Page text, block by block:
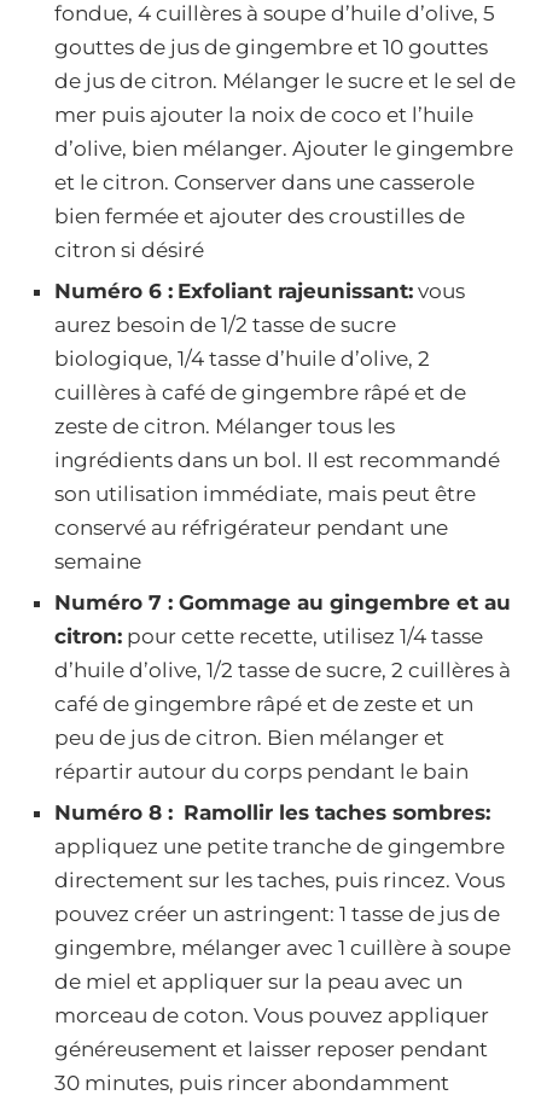
fondue, 4 cuillères à soupe d’huile d’olive, 5
gouttes de jus de gingembre et 10 gouttes
de jus de citron. Mélanger le sucre et le sel de
mer puis ajouter la noix de coco et l’huile
d’olive, bien mélanger. Ajouter le gingembre
et le citron. Conserver dans une casserole
bien fermée et ajouter des croustilles de
citron si désiré
Numéro 6 : Exfoliant rajeunissant: vous
aurez besoin de 1/2 tasse de sucre
biologique, 1/4 tasse d’huile d’olive, 2
cuillères à café de gingembre râpé et de
zeste de citron. Mélanger tous les
ingrédients dans un bol. Il est recommandé
son utilisation immédiate, mais peut être
conservé au réfrigérateur pendant une
semaine
Numéro 7 : Gommage au gingembre et au
citron: pour cette recette, utilisez 1/4 tasse
d’huile d’olive, 1/2 tasse de sucre, 2 cuillères à
café de gingembre râpé et de zeste et un
peu de jus de citron. Bien mélanger et
répartir autour du corps pendant le bain
Numéro 8 : Ramollir les taches sombres:
appliquez une petite tranche de gingembre
directement sur les taches, puis rincez. Vous
pouvez créer un astringent: 1 tasse de jus de
gingembre, mélanger avec 1 cuillère à soupe
de miel et appliquer sur la peau avec un
morceau de coton. Vous pouvez appliquer
généreusement et laisser reposer pendant
30 minutes, puis rincer abondamment